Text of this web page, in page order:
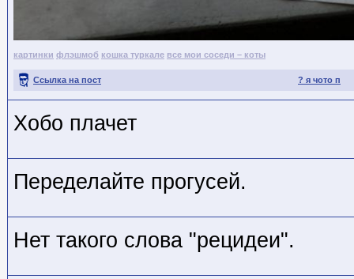
картинки флэшмоб кошка туркале все мои соседи – коты
? я чото п
Ссылка на пост
Хобо плачет
Переделайте прогусей.
Нет такого слова "рецидеи".